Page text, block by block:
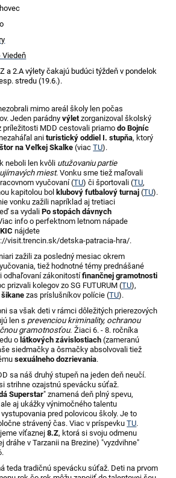
Viedeň
a 2.A výlety čakajú budúci týždeň v pondelok
stredu (19.6.).
mimo areál školy len počas
Jeden parádnyvýlet zorganizoval školský
príležitosti MDD cestovali priamodo Bojníc
anituristický oddiel I. stupňa, ktorý
na Veľkej Skalke (viacTU).
neboli len kvôli utužovaniu partie
miest. Vonku sme tiež maľovali
vyučovaní (TU) či športovali (TU,
kapitolou bolklubový futbalový turnaj (TU).
vonku zažili napríklad aj tretiaci
sa vydaliPo stopách dávnych
info o perfektnom letnom nápade
KIC nájdete
visit.trencin.sk/detska-patracia-hra/.
zažili za posledný mesiac okrem
tiež hodnotné témy prednášané
odhaľovaní zákonitostífinančnej gramotnosti
prizvali kolegov zo SG FUTURUM (TU),
šikane zas príslušníkov polície (TU).
sa však deti v rámci dôležitých prierezových
len s prevenciou kriminality, ochranou
gramotnosťou. Žiaci 6. - 8. ročníka
o látkových závislostiach(zameranú
siedmačky a ôsmačky absolvovali tiež
sexuálneho dozrievania.
sa náš druhý stupeň na jeden deň neučí.
strihne ozajstnú spevácku súťaž.
Superstar" znamená deň plný spevu,
aj ukážky výnimočného talentu
pred polovicou školy. Je to
strávený čas. Viac v príspevkuTU.
víťaznej8.Z, ktorá si svoju odmenu
dráhe v Tarzanii na Brezine) "vyzdvihne"
teda tradičnú spevácku súťaž. Deti na prvom